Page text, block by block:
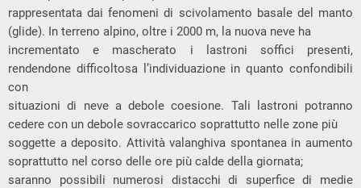
rappresentata dai fenomeni di scivolamento basale del manto
(glide). In terreno alpino, oltre i 2000 m, la nuova neve ha
incrementato e mascherato i lastroni soffici presenti,
rendendone difficoltosa l’individuazione in quanto confondibili
con
situazioni di neve a debole coesione. Tali lastroni potranno
cedere con un debole sovraccarico soprattutto nelle zone più
soggette a deposito. Attività valanghiva spontanea in aumento
soprattutto nel corso delle ore più calde della giornata;
saranno possibili numerosi distacchi di superfice di medie